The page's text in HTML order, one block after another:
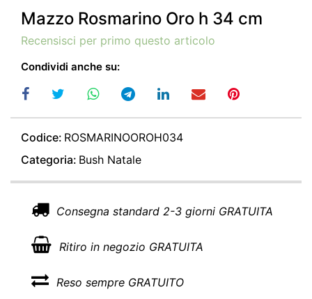
Mazzo Rosmarino Oro h 34 cm
Recensisci per primo questo articolo
Condividi anche su:
Codice: ROSMARINOOROH034
Categoria: Bush Natale
Consegna standard 2-3 giorni GRATUITA
Ritiro in negozio GRATUITA
Reso sempre GRATUITO